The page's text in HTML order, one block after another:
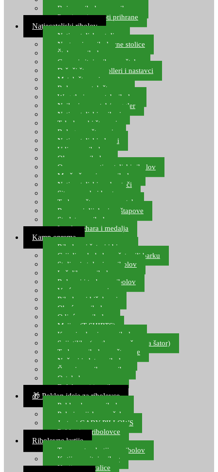
Boje za ribolovnu prihranu
Provjereni recepti prihrane
Natjecateljski ribolov
Natjecateljske stolice
Nastavci za ribolovne stolice
Šteke za ribolov
Gume i sitni pribor za šteku
Držači štapova rolleri i nastavci
Match štapovi
Role za match štapove
Waggleri za match ribolov
Najloni za match/waggler
Natjecateljski najloni
Teleskopski štapovi
Bolognese štapovi
Natjecateljski plovci
Udice za ribolov
Olovo za ribolov
Oprema za natjecateljski ribolov
Mreže čuvarice za ribolov
Natjecateljski podmetači
Sito, posude i kante
Torbe za štapove – match
Rezervni dijelovi za štapove
Starlete za ribolov
Izrada pehara i medalja
Kamp oprema
Ribolovni šatori i bivvy
Grijalice, kuhala za šator ili barku
Stolice i stolovi za ribolov
Ležaljke za ribolov
Ruksaci i torbe za ribolov
Vreće za spavanje
Ribolovni kišobrani
Obuća za ribolov
Odjeća za ribolov
Majice (T-SHIRTS)
Kape i rukavice za ribolov
Svijetiljke (naglavne, ručne, za šator)
Torbe za ribolovne štapove
Noževi i alat za ribolov
Čamci za prihranu ribe
Ostala kamp oprema
Dalekozori i optika
🎁 Poklon ideje za ribolovce
Poklon bon za ribolov
Polarizacijske naočale
Jastuci GABY PILLOWS
Pokloni za ribolovce
Ribolovne kutije
Transportne kutije za ribolov
Kutije za sitni pribor
Kutije za varalice